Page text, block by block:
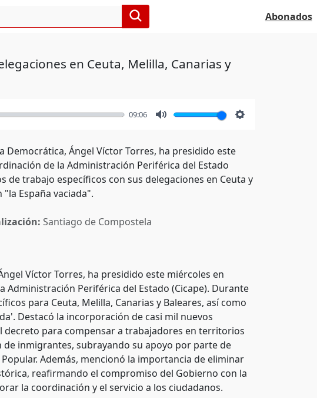
Abonados
en Ceuta, Melilla, Canarias y
09:06
Ángel Víctor Torres, ha presidido este
de la Administración Periférica del Estado
de trabajo específicos con sus delegaciones en Ceuta y
España vaciada".
Santiago de Compostela
Víctor Torres, ha presidido este miércoles en
Periférica del Estado (Cicape). Durante
para Ceuta, Melilla, Canarias y Baleares, así como
Destacó la incorporación de casi mil nuevos
para compensar a trabajadores en territorios
inmigrantes, subrayando su apoyo por parte de
Además, mencionó la importancia de eliminar
reafirmando el compromiso del Gobierno con la
la coordinación y el servicio a los ciudadanos.